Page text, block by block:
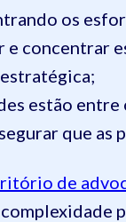
os
concentrar
estão entre
que
de